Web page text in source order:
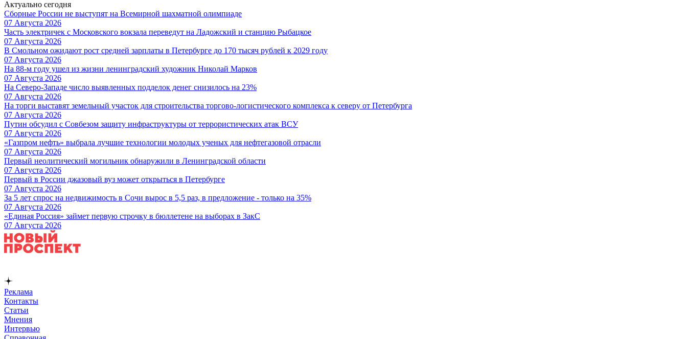
Актуально сегодня
Сборные России не выступят на Всемирной шахматной олимпиаде
07 Августа 2026
Часть электричек с Московского вокзала переведут на Ладожский и станцию Рыбацкое
07 Августа 2026
В Смольном ожидают рост средней зарплаты в Петербурге до 170 тысяч рублей к 2029 году
07 Августа 2026
На 88-м году ушел из жизни ленинградский художник Николай Марков
07 Августа 2026
На Северо-Западе число выявленных подделок денег снизилось на 23%
07 Августа 2026
На торги выставят земельный участок для строительства торгово-логистического комплекса к северу от Петербурга
07 Августа 2026
Путин обсудил с Совбезом защиту инфраструктуры от террористических атак ВСУ
07 Августа 2026
«Газпром нефть» выбрала лучшие технологии молодых ученых для нефтегазовой отрасли
07 Августа 2026
Первый неолитический могильник обнаружили в Ленинградской области
07 Августа 2026
Первый в России джазовый вуз может открыться в Петербурге
07 Августа 2026
За 5 лет спрос на недвижимость в Сочи вырос в 5,5 раз, в предложение - только на 35%
07 Августа 2026
«Единая Россия» займет первую строчку в бюллетене на выборах в ЗакС
07 Августа 2026
Реклама
Контакты
Статьи
Мнения
Интервью